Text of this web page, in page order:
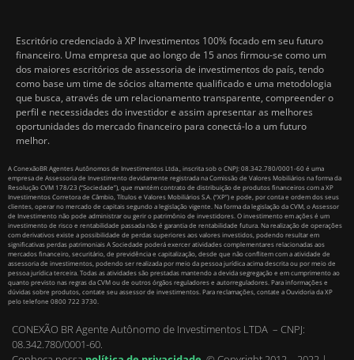
Escritório credenciado à XP Investimentos 100% focado em seu futuro
financeiro. Uma empresa que ao longo de 15 anos firmou-se como um
dos maiores escritórios de assessoria de investimentos do país, tendo
como base um time de sócios altamente qualificado e uma metodologia
que busca, através de um relacionamento transparente, compreender o
perfil e necessidades do investidor e assim apresentar as melhores
oportunidades do mercado financeiro para conectá-lo a um futuro
melhor.
A ConexãoBR Agentes Autônomos de Investimentos Ltda., inscrita sob o CNPJ: 08.342.780/0001-60 é uma
empresa de Assessoria de Investimento devidamente registrada na Comissão de Valores Mobiliários na forma da
Resolução CVM 178/23 (“Sociedade”), que mantém contrato de distribuição de produtos financeiros com a XP
Investimentos Corretora de Câmbio, Títulos e Valores Mobiliários S.A. (“XP”) e pode, por conta e ordem dos seus
clientes, operar no mercado de capitais segundo a legislação vigente. Na forma da legislação da CVM, o Assessor
de Investimento não pode administrar ou gerir o patrimônio de investidores. O investimento em ações é um
investimento de risco e rentabilidade passada não é garantia de rentabilidade futura. Na realização de operações
com derivativos existe a possibilidade de perdas superiores aos valores investidos, podendo resultar em
significativas perdas patrimoniais A Sociedade poderá exercer atividades complementares relacionadas aos
mercados financeiro, securitário, de previdência e capitalização, desde que não conflitem com a atividade de
assessoria de investimentos, podendo ser realizada por meio da pessoa jurídica acima descrita ou por meio de
pessoa jurídica terceira. Todas as atividades são prestadas mantendo a devida segregação e em cumprimento ao
quanto previsto nas regras da CVM ou de outros órgãos reguladores e autorreguladores. Para informações e
dúvidas sobre produtos, contate seu assessor de investimentos. Para reclamações, contate a Ouvidoria da XP
pelo telefone 0800 722 3730.
CONEXÃO BR Agente Autônomo de Investimentos LTDA – CNPJ:
08.342.780/0001-60.